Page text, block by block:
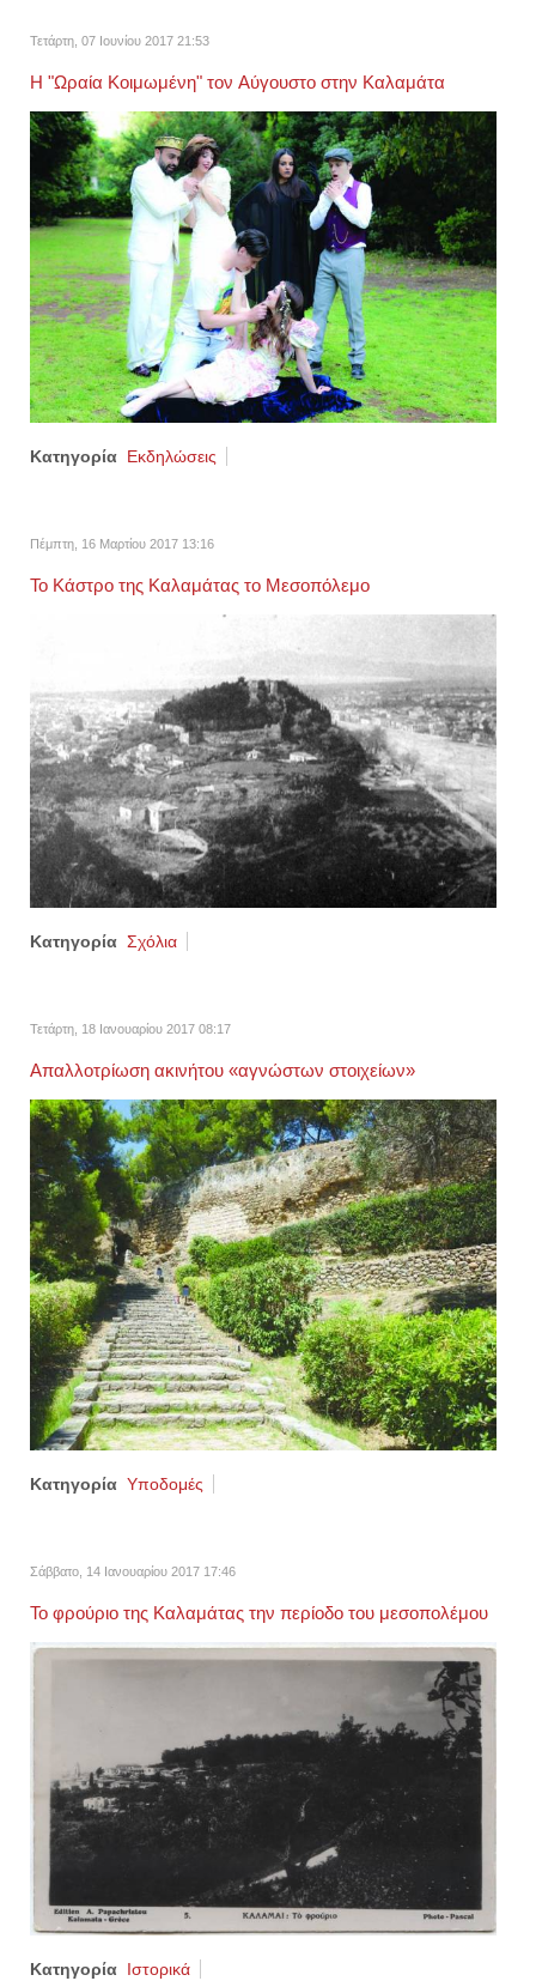
Τετάρτη, 07 Ιουνίου 2017 21:53
Η "Ωραία Κοιμωμένη" τον Αύγουστο στην Καλαμάτα
Κατηγορία Εκδηλώσεις
Πέμπτη, 16 Μαρτίου 2017 13:16
Το Κάστρο της Καλαμάτας το Μεσοπόλεμο
Κατηγορία Σχόλια
Τετάρτη, 18 Ιανουαρίου 2017 08:17
Απαλλοτρίωση ακινήτου «αγνώστων στοιχείων»
Κατηγορία Υποδομές
Σάββατο, 14 Ιανουαρίου 2017 17:46
Το φρούριο της Καλαμάτας την περίοδο του μεσοπολέμου
Κατηγορία Ιστορικά